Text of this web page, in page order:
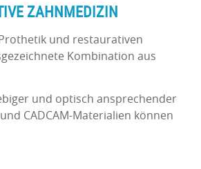
ZAHNMEDIZIN
und restaurativen
Kombination aus
und optisch ansprechender
CADCAM-Materialien können